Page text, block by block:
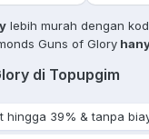
lebih murah dengan
Guns of Glory
di Topupgim
hingga 39% & tanpa